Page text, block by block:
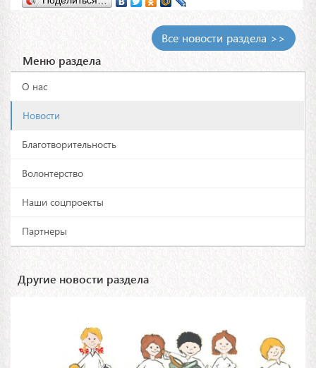
Все новости раздела >>
Меню раздела
О нас
Новости
Благотворительность
Волонтерство
Наши соцпроекты
Партнеры
Другие новости раздела